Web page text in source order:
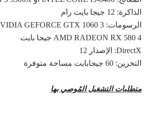
الذاكرة: 12 جيجا بايت رام
AMD RADEON RX 580 4 جيجا بايت
DirectX: الإصدار 12
التخزين: 60 جيجابايت مساحة متوفرة
متطلبات التشغيل المُوصي بها